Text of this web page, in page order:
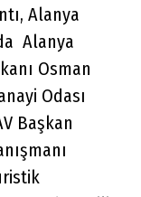
Alanya
Alanya
Osman
Odası
Başkan